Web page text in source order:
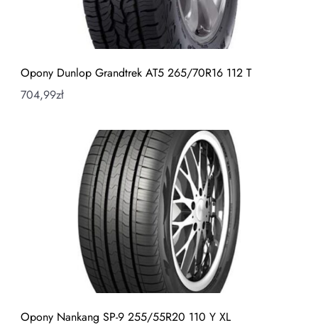
Opony Dunlop Grandtrek AT5 265/70R16 112 T
704,99zł
Opony Nankang SP-9 255/55R20 110 Y XL